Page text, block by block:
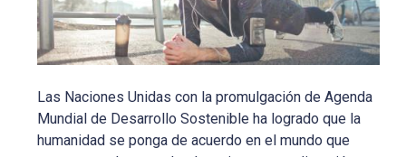
Las Naciones Unidas con la promulgación de Agenda
Mundial de Desarrollo Sostenible ha logrado que la
humanidad se ponga de acuerdo en el mundo que